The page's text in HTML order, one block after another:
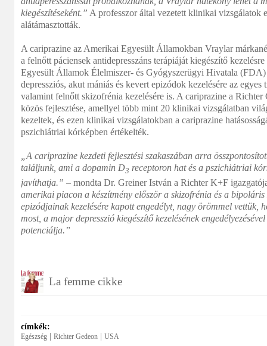
kiegészítéseként.” A professzor által vezetett klinikai vizsgálatok
alátámasztották.
A cariprazine az Amerikai Egyesült Államokban Vraylar
a felnőtt páciensek antidepresszáns terápiáját kiegészítő
Egyesült Államok Élelmiszer- és Gyógyszerügyi Hivatala (FDA)
depressziós, akut mániás és kevert epizódok kezelésére az
valamint felnőtt skizofrénia kezelésére is. A cariprazine a
közös fejlesztése, amellyel több mint 20 klinikai vizsgálatban
kezeltek, és ezen klinikai vizsgálatokban a cariprazine
pszichiátriai kórképben értékelték.
„A cariprazine kezdeti fejlesztési szakaszában arra
találjunk, ami a dopamin D3 receptoron hat és a pszichiátriai
javíthatja.” – mondta Dr. Greiner István a Richter K+F
amerikai piacon a készítmény először a skizofrénia és a
epizódjainak kezelésére kapott engedélyt, nagy örömmel vettük,
most, a major depresszió kiegészítő kezelésének
potenciálja.”
La femme cikke
címkék:
Egészség Richter Gedeon USA